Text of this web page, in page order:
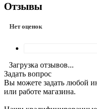
Отзывы
Нет оценок
Загрузка отзывов...
Задать вопрос
Вы можете задать любой
или работе магазина.